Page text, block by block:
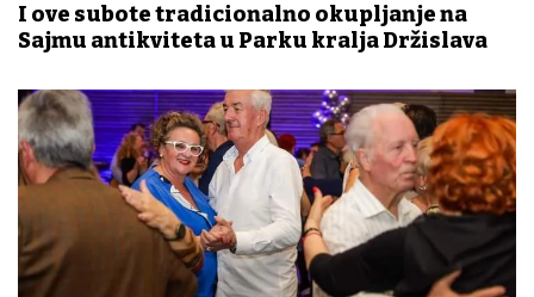
I ove subote tradicionalno okupljanje na
Sajmu antikviteta u Parku kralja Držislava